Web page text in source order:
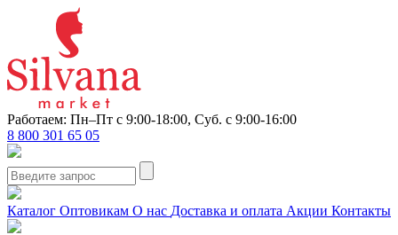
Работаем: Пн–Пт с 9:00-18:00, Суб. с 9:00-16:00
8 800 301 65 05
Каталог Оптовикам О нас Доставка и оплата Акции Контакты